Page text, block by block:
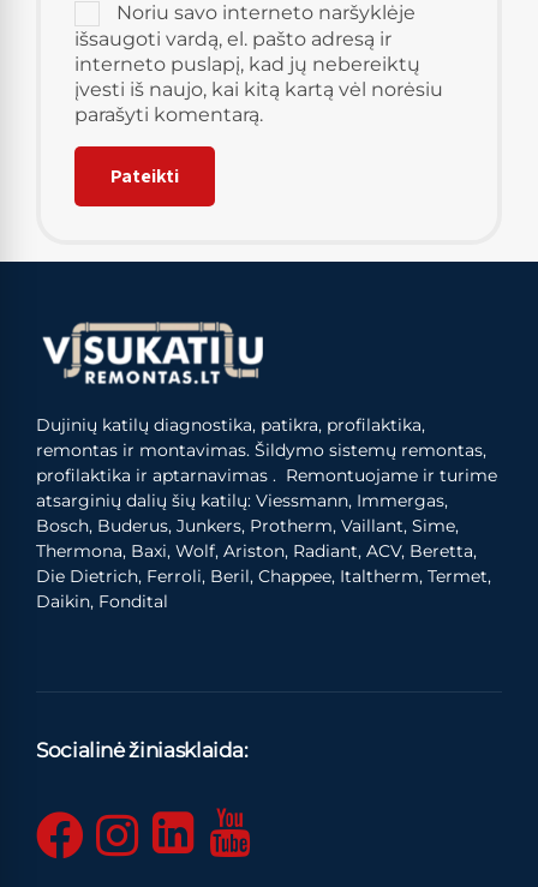
Noriu savo interneto naršyklėje
išsaugoti vardą, el. pašto adresą ir
interneto puslapį, kad jų nebereiktų
įvesti iš naujo, kai kitą kartą vėl norėsiu
parašyti komentarą.
Dujinių katilų diagnostika, patikra, profilaktika,
remontas ir montavimas. Šildymo sistemų remontas,
profilaktika ir aptarnavimas . Remontuojame ir turime
atsarginių dalių šių katilų: Viessmann, Immergas,
Bosch, Buderus, Junkers, Protherm, Vaillant, Sime,
Thermona, Baxi, Wolf, Ariston, Radiant, ACV, Beretta,
Die Dietrich, Ferroli, Beril, Chappee, Italtherm, Termet,
Daikin, Fondital
Socialinė žiniasklaida: